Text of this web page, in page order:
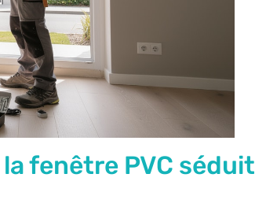
fenêtre PVC séduit